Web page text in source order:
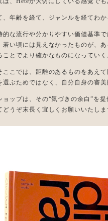
、年齢を経て、ジャンルを経てわか
的な流行や分かりやすい価値基準
若い頃には見えなかったものが、
ことでより確かなものになっていく
ここでは、距離のあるものをあえ
選ぶためではなく、自分自身の審
ョップは、その“気づきの余白”を提
どうぞ末長く宜しくお願いいたしま